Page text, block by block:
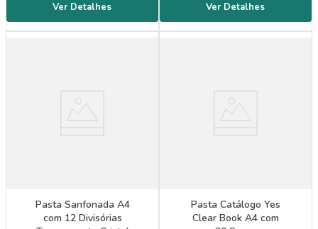
Pasta Sanfonada A4
com 12 Divisórias
Pasta Catálogo Yes
Clear Book A4 com